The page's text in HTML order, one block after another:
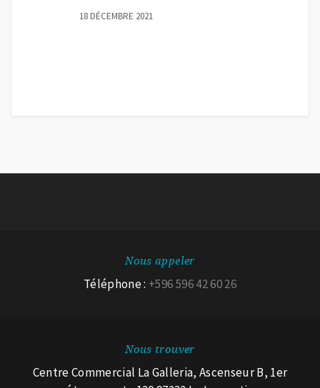
18 DÉCEMBRE 2021
Nous appeler
Téléphone : +596 596 42 60 26
Nous trouver
Centre Commercial La Galleria, Ascenseur B, 1er